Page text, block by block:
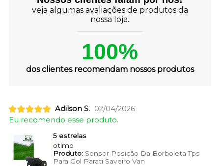
veja algumas avaliações de produtos da
nossa loja.
100%
dos clientes recomendam nossos produtos
Adilson S. 02/04/2026
Eu recomendo esse produto.
5 estrelas
otimo
Produto:Sensor Posição Da Borboleta Tps
Para Gol Parati Saveiro Van